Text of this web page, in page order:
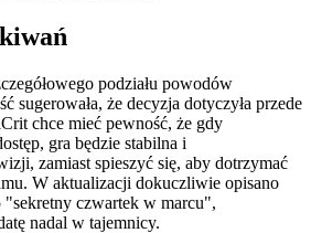
podziału powodów
sugerowała, że decyzja dotyczyła przede
chce mieć pewność, że gdy
gra będzie stabilna i
zamiast spieszyć się, aby dotrzymać
W aktualizacji dokuczliwie opisano
czwartek w marcu",
nadal w tajemnicy.